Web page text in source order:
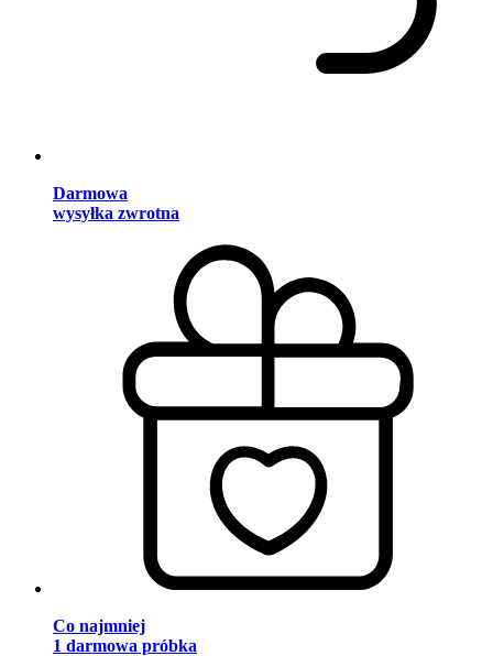
Darmowa
wysyłka zwrotna
Co najmniej
1 darmowa próbka